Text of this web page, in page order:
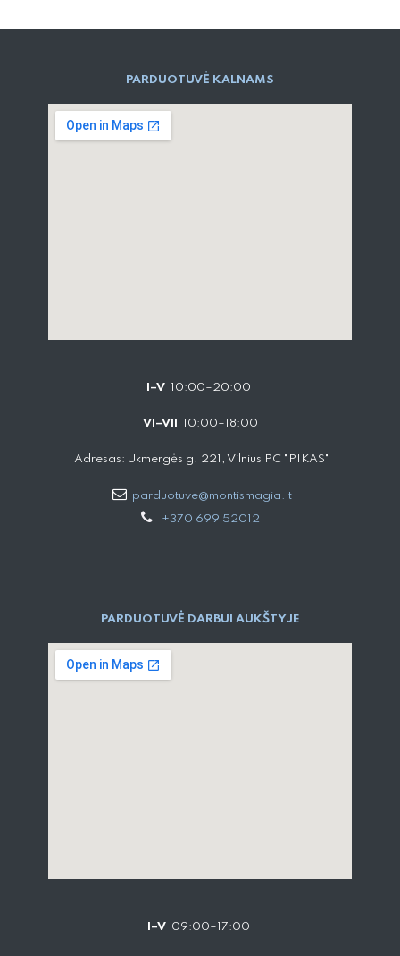
PARD​UOTUVĖ​ KALNAMS
I–V 10:00–20:00
VI–VII 10:00–18:00
Adresas: Ukmergės g. 221, Vilnius PC "PIKAS"
parduotuve@montismagia.lt
+370 699 52012
PARDUOTUVĖ DARBUI AUKŠTYJE
I–V 09:00–17:00